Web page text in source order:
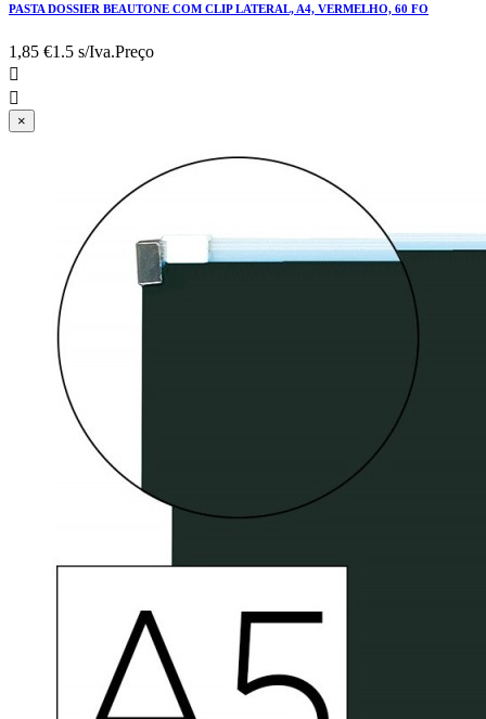
PASTA DOSSIER BEAUTONE COM CLIP LATERAL, A4, VERMELHO, 60 FO
1,85 €1.5 s/Iva.Preço


×